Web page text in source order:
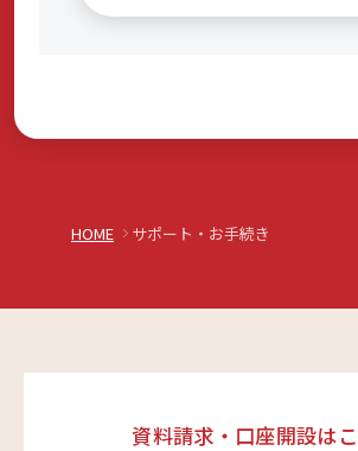
HOME サポート・お手続き
資料請求・口座開設は